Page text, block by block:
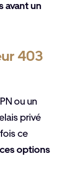
avant un
403
ou un
privé
ce
options